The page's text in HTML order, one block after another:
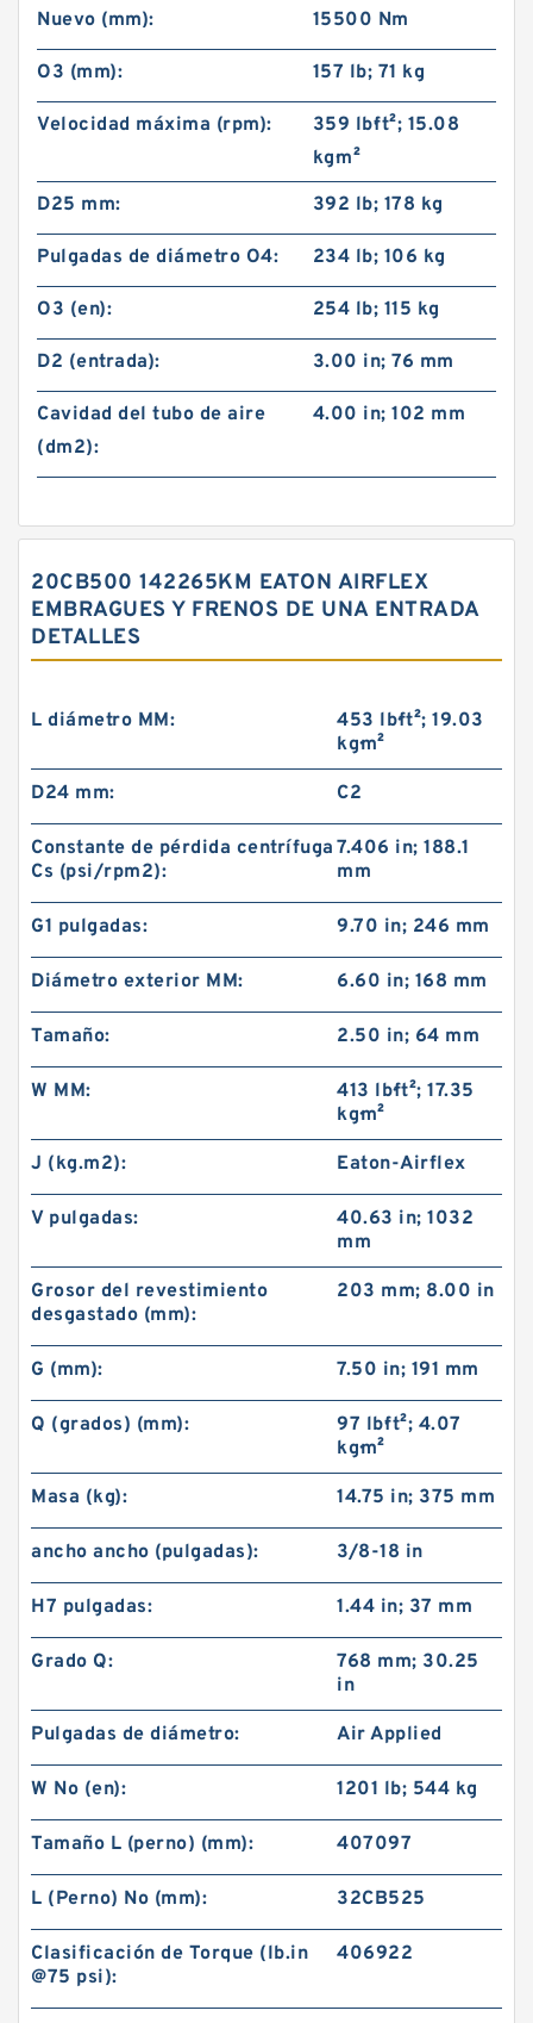
Nuevo (mm):
15500 Nm
O3 (mm): 157 lb; 71 kg
Velocidad máxima (rpm):
359 lb·ft²; 15.08
kg·m²
D25 mm:
392 lb; 178 kg
Pulgadas de diámetro O4: 234 lb; 106 kg
O3 (en): 254 lb; 115 kg
D2 (entrada): 3.00 in; 76 mm
Cavidad del tubo de aire
(dm2):
4.00 in; 102 mm
20CB500 142265KM EATON AIRFLEX
EMBRAGUES Y FRENOS DE UNA ENTRADA
DETALLES
L diámetro MM:
453 lb·ft²; 19.03
kg·m²
D24 mm: C2
Constante de pérdida centrífuga
Cs (psi/rpm2):
7.406 in; 188.1
mm
G1 pulgadas: 9.70 in; 246 mm
Diámetro exterior MM: 6.60 in; 168 mm
Tamaño: 2.50 in; 64 mm
W MM:
413 lb·ft²; 17.35
kg·m²
J (kg.m2): Eaton-Airflex
V pulgadas:
40.63 in; 1032
mm
Grosor del revestimiento
desgastado (mm):
203 mm; 8.00 in
G (mm): 7.50 in; 191 mm
Q (grados) (mm):
97 lb·ft²; 4.07
kg·m²
Masa (kg): 14.75 in; 375 mm
ancho ancho (pulgadas): 3/8-18 in
H7 pulgadas: 1.44 in; 37 mm
Grado Q:
768 mm; 30.25
in
Pulgadas de diámetro: Air Applied
W No (en): 1201 lb; 544 kg
Tamaño L (perno) (mm): 407097
L (Perno) No (mm): 32CB525
Clasificación de Torque (lb.in
@75 psi):
406922